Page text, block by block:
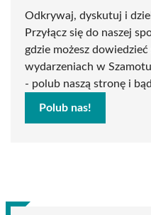
Odkrywaj, dyskutuj i
Przyłącz się do naszej
gdzie możesz
wydarzeniach w
- polub naszą stronę i
Polub nas!